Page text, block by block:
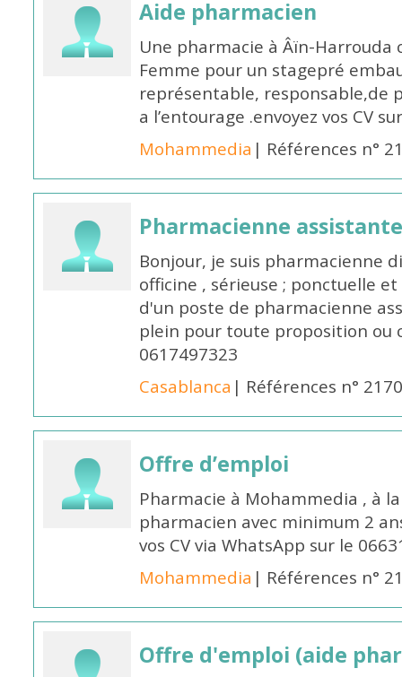
Aide pharmacien
Une pharmacie à Âïn-Harrouda
Femme pour un stagepré
représentable,
a l’entourage .envoyez vos CV
Mohammedia | Références n°
Pharmacienne
Bonjour, je suis pharmacienne
officine , sérieuse ; ponctuelle
d'un poste de pharmacienne
plein pour toute proposition ou
0617497323
Casablanca | Références n°
Offre d’emploi
Pharmacie à Mohammedia , à
pharmacien avec minimum 2
vos CV via WhatsApp sur le
Mohammedia | Références n°
Offre d'emploi (aide